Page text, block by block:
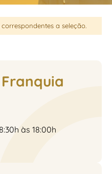
a seleção.
às 18:00h